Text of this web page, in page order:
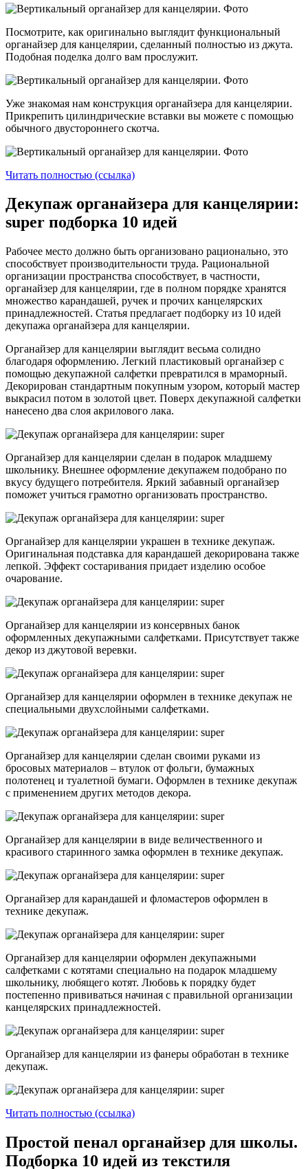
Посмотрите, как оригинально выглядит функциональный
органайзер для канцелярии, сделанный полностью из джута.
Подобная поделка долго вам прослужит.
Уже знакомая нам конструкция органайзера для канцелярии.
Прикрепить цилиндрические вставки вы можете с помощью
обычного двустороннего скотча.
Читать полностью (ссылка)
Декупаж органайзера для канцелярии:
super подборка 10 идей
Рабочее место должно быть организовано рационально, это
способствует производительности труда. Рациональной
организации пространства способствует, в частности,
органайзер для канцелярии, где в полном порядке хранятся
множество карандашей, ручек и прочих канцелярских
принадлежностей. Статья предлагает подборку из 10 идей
декупажа органайзера для канцелярии.
Органайзер для канцелярии выглядит весьма солидно
благодаря оформлению. Легкий пластиковый органайзер с
помощью декупажной салфетки превратился в мраморный.
Декорирован стандартным покупным узором, который мастер
выкрасил потом в золотой цвет. Поверх декупажной салфетки
нанесено два слоя акрилового лака.
Органайзер для канцелярии сделан в подарок младшему
школьнику. Внешнее оформление декупажем подобрано по
вкусу будущего потребителя. Яркий забавный органайзер
поможет учиться грамотно организовать пространство.
Органайзер для канцелярии украшен в технике декупаж.
Оригинальная подставка для карандашей декорирована также
лепкой. Эффект состаривания придает изделию особое
очарование.
Органайзер для канцелярии из консервных банок
оформленных декупажными салфетками. Присутствует также
декор из джутовой веревки.
Органайзер для канцелярии оформлен в технике декупаж не
специальными двухслойными салфетками.
Органайзер для канцелярии сделан своими руками из
бросовых материалов – втулок от фольги, бумажных
полотенец и туалетной бумаги. Оформлен в технике декупаж
с применением других методов декора.
Органайзер для канцелярии в виде величественного и
красивого старинного замка оформлен в технике декупаж.
Органайзер для карандашей и фломастеров оформлен в
технике декупаж.
Органайзер для канцелярии оформлен декупажными
салфетками с котятами специально на подарок младшему
школьнику, любящего котят. Любовь к порядку будет
постепенно прививаться начиная с правильной организации
канцелярских принадлежностей.
Органайзер для канцелярии из фанеры обработан в технике
декупаж.
Читать полностью (ссылка)
Простой пенал органайзер для школы.
Подборка 10 идей из текстиля